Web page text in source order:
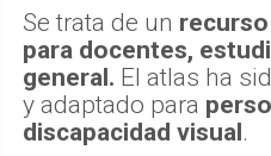
Se trata de un
para docentes,
general. El atlas ha
y adaptado para
discapacidad visual.